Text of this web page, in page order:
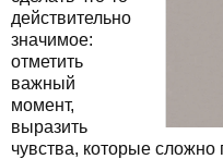
действительно
значимое:
отметить
важный
момент,
выразить
чувства, которые